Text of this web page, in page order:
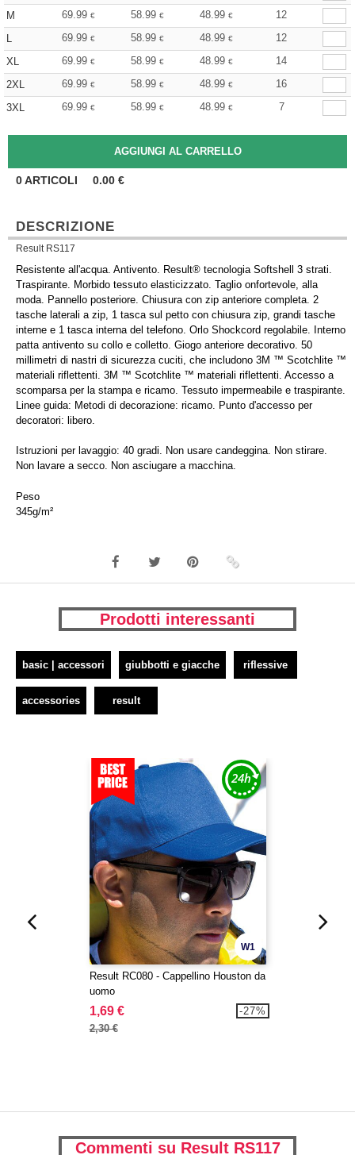
M
69.99 € 58.99 € 48.99 €
12
L
69.99 € 58.99 € 48.99 €
12
XL
69.99 € 58.99 € 48.99 €
14
2XL
69.99 € 58.99 € 48.99 €
16
3XL
69.99 € 58.99 € 48.99 € 7
0ARTICOLI 0.00 €
DESCRIZIONE
Result RS117
Resistente all'acqua. Antivento. Result® tecnologia Softshell 3 strati.
Traspirante. Morbido tessuto elasticizzato. Taglio onfortevole, alla
moda. Pannello posteriore. Chiusura con zip anteriore completa. 2
tasche laterali a zip, 1 tasca sul petto con chiusura zip, grandi tasche
interne e 1 tasca interna del telefono. Orlo Shockcord regolabile. Interno
patta antivento su collo e colletto. Giogo anteriore decorativo. 50
millimetri di nastri di sicurezza cuciti, che includono 3M ™ Scotchlite ™
materiali riflettenti. 3M ™ Scotchlite ™ materiali riflettenti. Accesso a
scomparsa per la stampa e ricamo. Tessuto impermeabile e traspirante.
Linee guida: Metodi di decorazione: ricamo. Punto d'accesso per
decoratori: libero.
Istruzioni per lavaggio: 40 gradi. Non usare candeggina. Non stirare.
Non lavare a secco. Non asciugare a macchina.
Peso
345g/m²
Prodotti interessanti
basic | accessori giubbotti e giacche riflessive
accessories result
W1
Result RC080 - Cappellino Houston da
uomo
1,69 €
2,30 €
-27%
Commenti su Result RS117